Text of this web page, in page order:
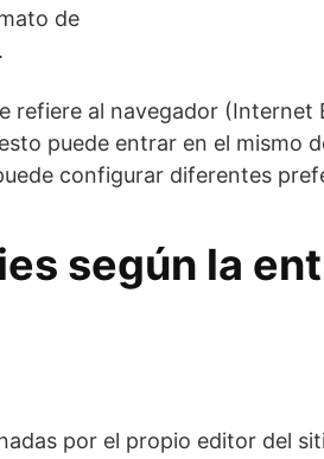
de
refiere al navegador
puede entrar en el mismo
configurar diferentes
según la
por el propio editor del